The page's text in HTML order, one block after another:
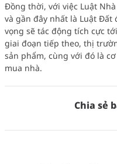
Đồng thời, với việc Luật
và gần đây nhất là Luật
vọng sẽ tác động tích cực
giai đoạn tiếp theo, thị
sản phẩm, cùng với đó là
mua nhà.
Chia sẻ